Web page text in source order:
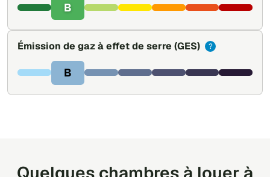
B
Émission de gaz à effet de serre (GES) ?
B
Quelques chambres à louer à